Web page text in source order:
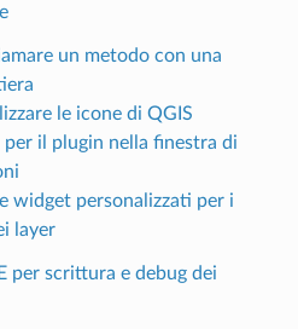
un metodo con una
le icone di QGIS
il plugin nella finestra di
widget personalizzati per i
layer
per scrittura e debug dei